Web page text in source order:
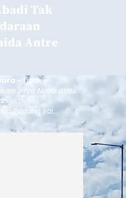
Tak
Antre
- Tidak
Jaya Abadi atau
aktivitas
Padang Bai,
truk, Pick Up
antre lebih dari dua